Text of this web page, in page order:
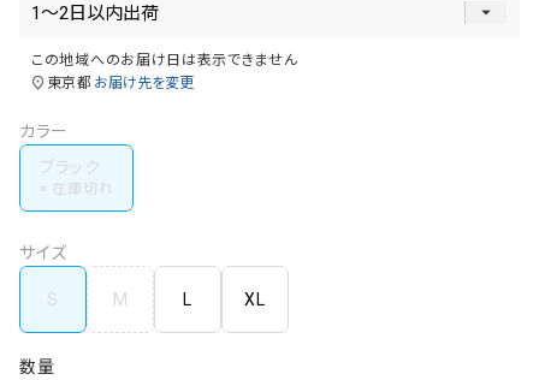
この地域へのお届け日は表示できません
東京都 お届け先を変更
カラー
ブラック
サイズ
S M L XL